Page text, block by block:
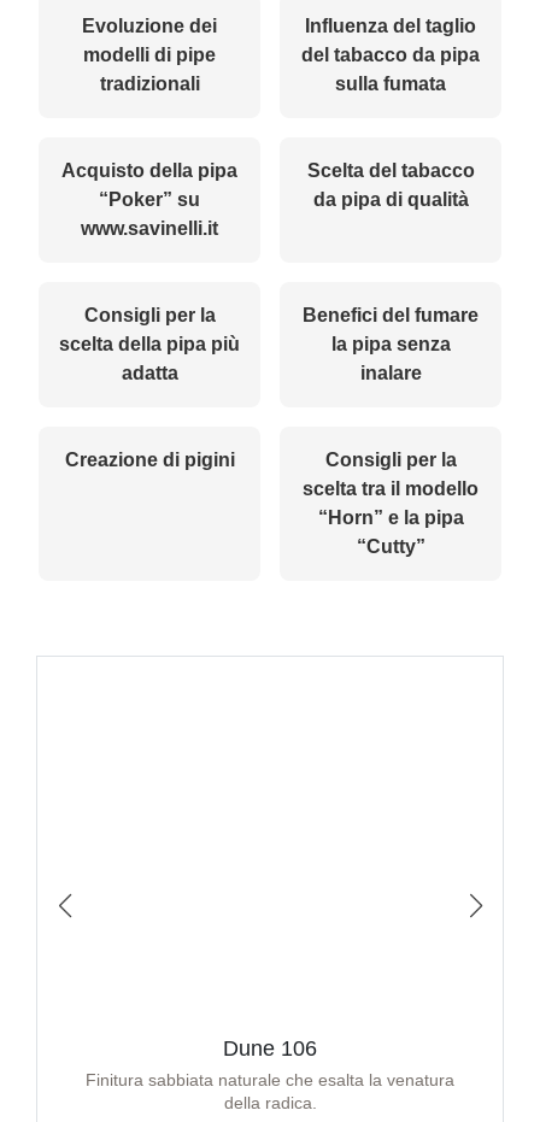
Evoluzione dei
modelli di pipe
tradizionali
Influenza del taglio
del tabacco da pipa
sulla fumata
Acquisto della pipa
“Poker” su
www.savinelli.it
Scelta del tabacco
da pipa di qualità
Consigli per la
scelta della pipa più
adatta
Benefici del fumare
la pipa senza
inalare
Creazione di pigini
Consigli per la
scelta tra il modello
“Horn” e la pipa
“Cutty”
Dune 106
Finitura sabbiata naturale che esalta la venatura
della radica.